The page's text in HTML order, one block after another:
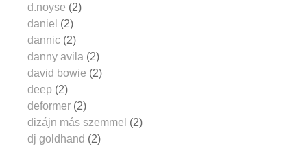
d.noyse (2)
daniel (2)
dannic (2)
danny avila (2)
david bowie (2)
deep (2)
deformer (2)
dizájn más szemmel (2)
dj goldhand (2)